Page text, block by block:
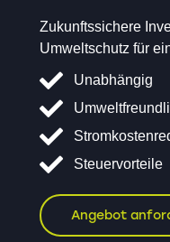
Zukunftssichere
Umweltschutz für
Unabhängig
Steuervorteile
Angebot